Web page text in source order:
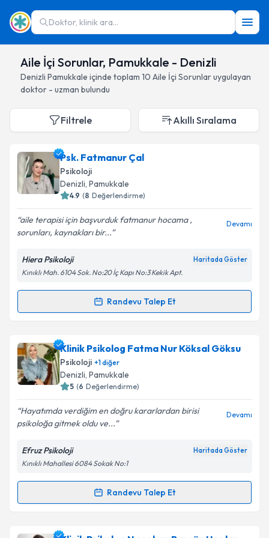
Doktor, klinik ara...
Aile İçi Sorunlar, Pamukkale - Denizli
Denizli Pamukkale içinde toplam 10 Aile İçi Sorunlaruygulayan
doktor - uzman bulundu
Filtrele Akıllı Sıralama
Psk. Fatmanur Çal
Psikoloji
Denizli, Pamukkale
4.9 (8 Değerlendirme)
aile terapisi için başvurduk fatmanur hocama ,
sorunları, kaynakları bir...
Devamı
Hiera Psikoloji Haritada Göster
Kınıklı Mah. 6104 Sok. No:20 İç Kapı No:3 Kekik Apt.
Randevu Talep Et
Randevu Takvimi Talebi
Psk. Fatmanur Çaliçin randevu takvimi talebi
oluşturun. Size bu uzmandan randevu almanız için bir
takvim hazırlandığında e-posta ile bilgilendireceğiz.
Kişisel verilerimin işlenmesine ilişkin
Aydınlatma
Metni'ni okudum ve kişisel verilerimin belirtilen
kapsamda işlenmesini kabul ediyorum.
Klinik Psikolog Fatma Nur Köksal Göksu
Psikoloji +1diğer
Denizli, Pamukkale
5 (6 Değerlendirme)
Hayatımda verdiğim en doğru kararlardan birisi
psikoloğa gitmek oldu ve...
Devamı
Efruz Psikoloji Haritada Göster
Kınıklı Mahallesi 6084 Sokak No:1
Randevu Talep Et
Randevu Takvimi Talebi